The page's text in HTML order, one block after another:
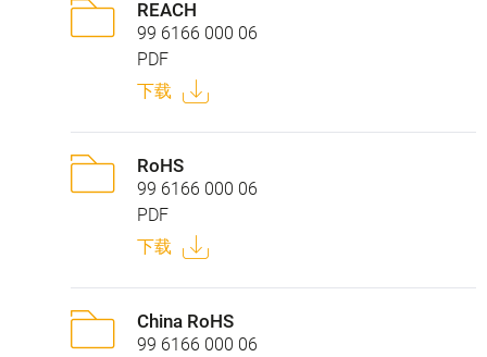
REACH
99 6166 000 06
PDF
下载
RoHS
99 6166 000 06
PDF
下载
China RoHS
99 6166 000 06